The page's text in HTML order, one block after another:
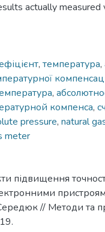
actually measured
, температура,
,
компенса,
pressure, natural
meter
підвищення
// Методи та